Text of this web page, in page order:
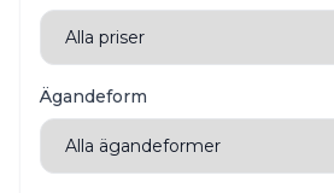
Ägandeform